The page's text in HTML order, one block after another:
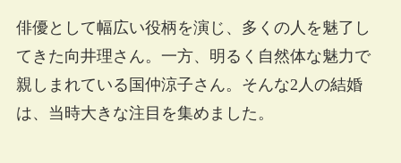
俳優として幅広い役柄を演じ、多くの人を魅了し
てきた向井理さん。一方、明るく自然体な魅力で
親しまれている国仲涼子さん。そんな2人の結婚
は、当時大きな注目を集めました。